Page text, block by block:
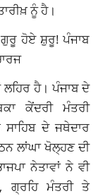
ਨੂੰ ਹੈ।
ਗੁਰੂ ਹੋਏ ਸ਼ੁਰੂ! ਪੰਜਾਬ
ਲਹਿਰ ਹੈ। ਪੰਜਾਬ ਦੇ
ਕੇਂਦਰੀ ਮੰਤਰੀ
ਦੇ ਜਥੇਦਾਰ
ਲਾਂਘਾ ਖੋਲ੍ਹਣ ਦੀ
ਨੇਤਾਵਾਂ ਨੇ ਵੀ
ਗ੍ਰਹਿ ਮੰਤਰੀ ਤੇ